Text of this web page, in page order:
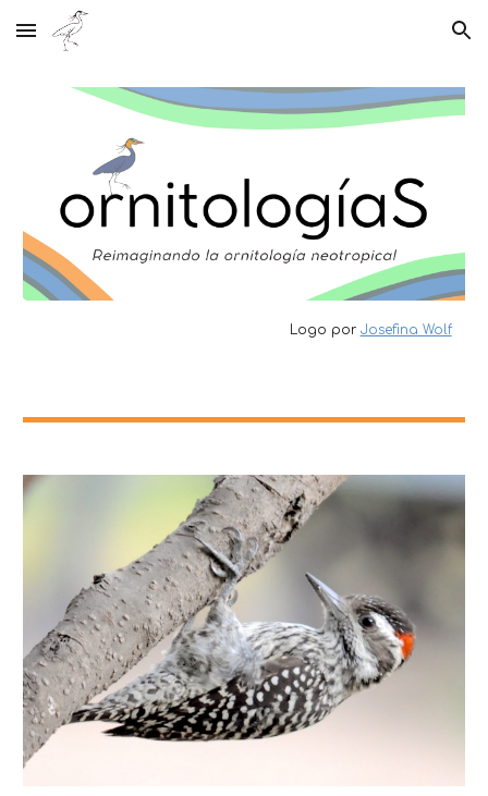
Skip to main content Skip to navigation
Logo por Josefina Wolf